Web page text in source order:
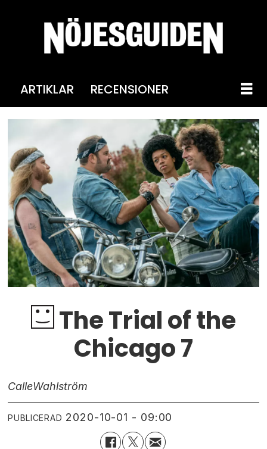
ARTIKLAR RECENSIONER
The Trial of the
Chicago 7
CalleWahlström
PUBLICERAD 2020-10-01 - 09:00